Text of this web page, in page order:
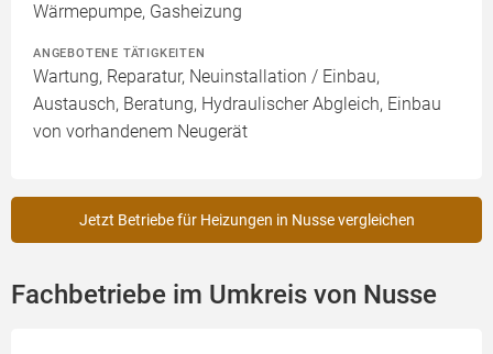
Wärmepumpe, Gasheizung
ANGEBOTENE TÄTIGKEITEN
Wartung, Reparatur, Neuinstallation / Einbau,
Austausch, Beratung, Hydraulischer Abgleich, Einbau
von vorhandenem Neugerät
Jetzt Betriebe für Heizungen in Nusse vergleichen
Fachbetriebe im Umkreis von Nusse